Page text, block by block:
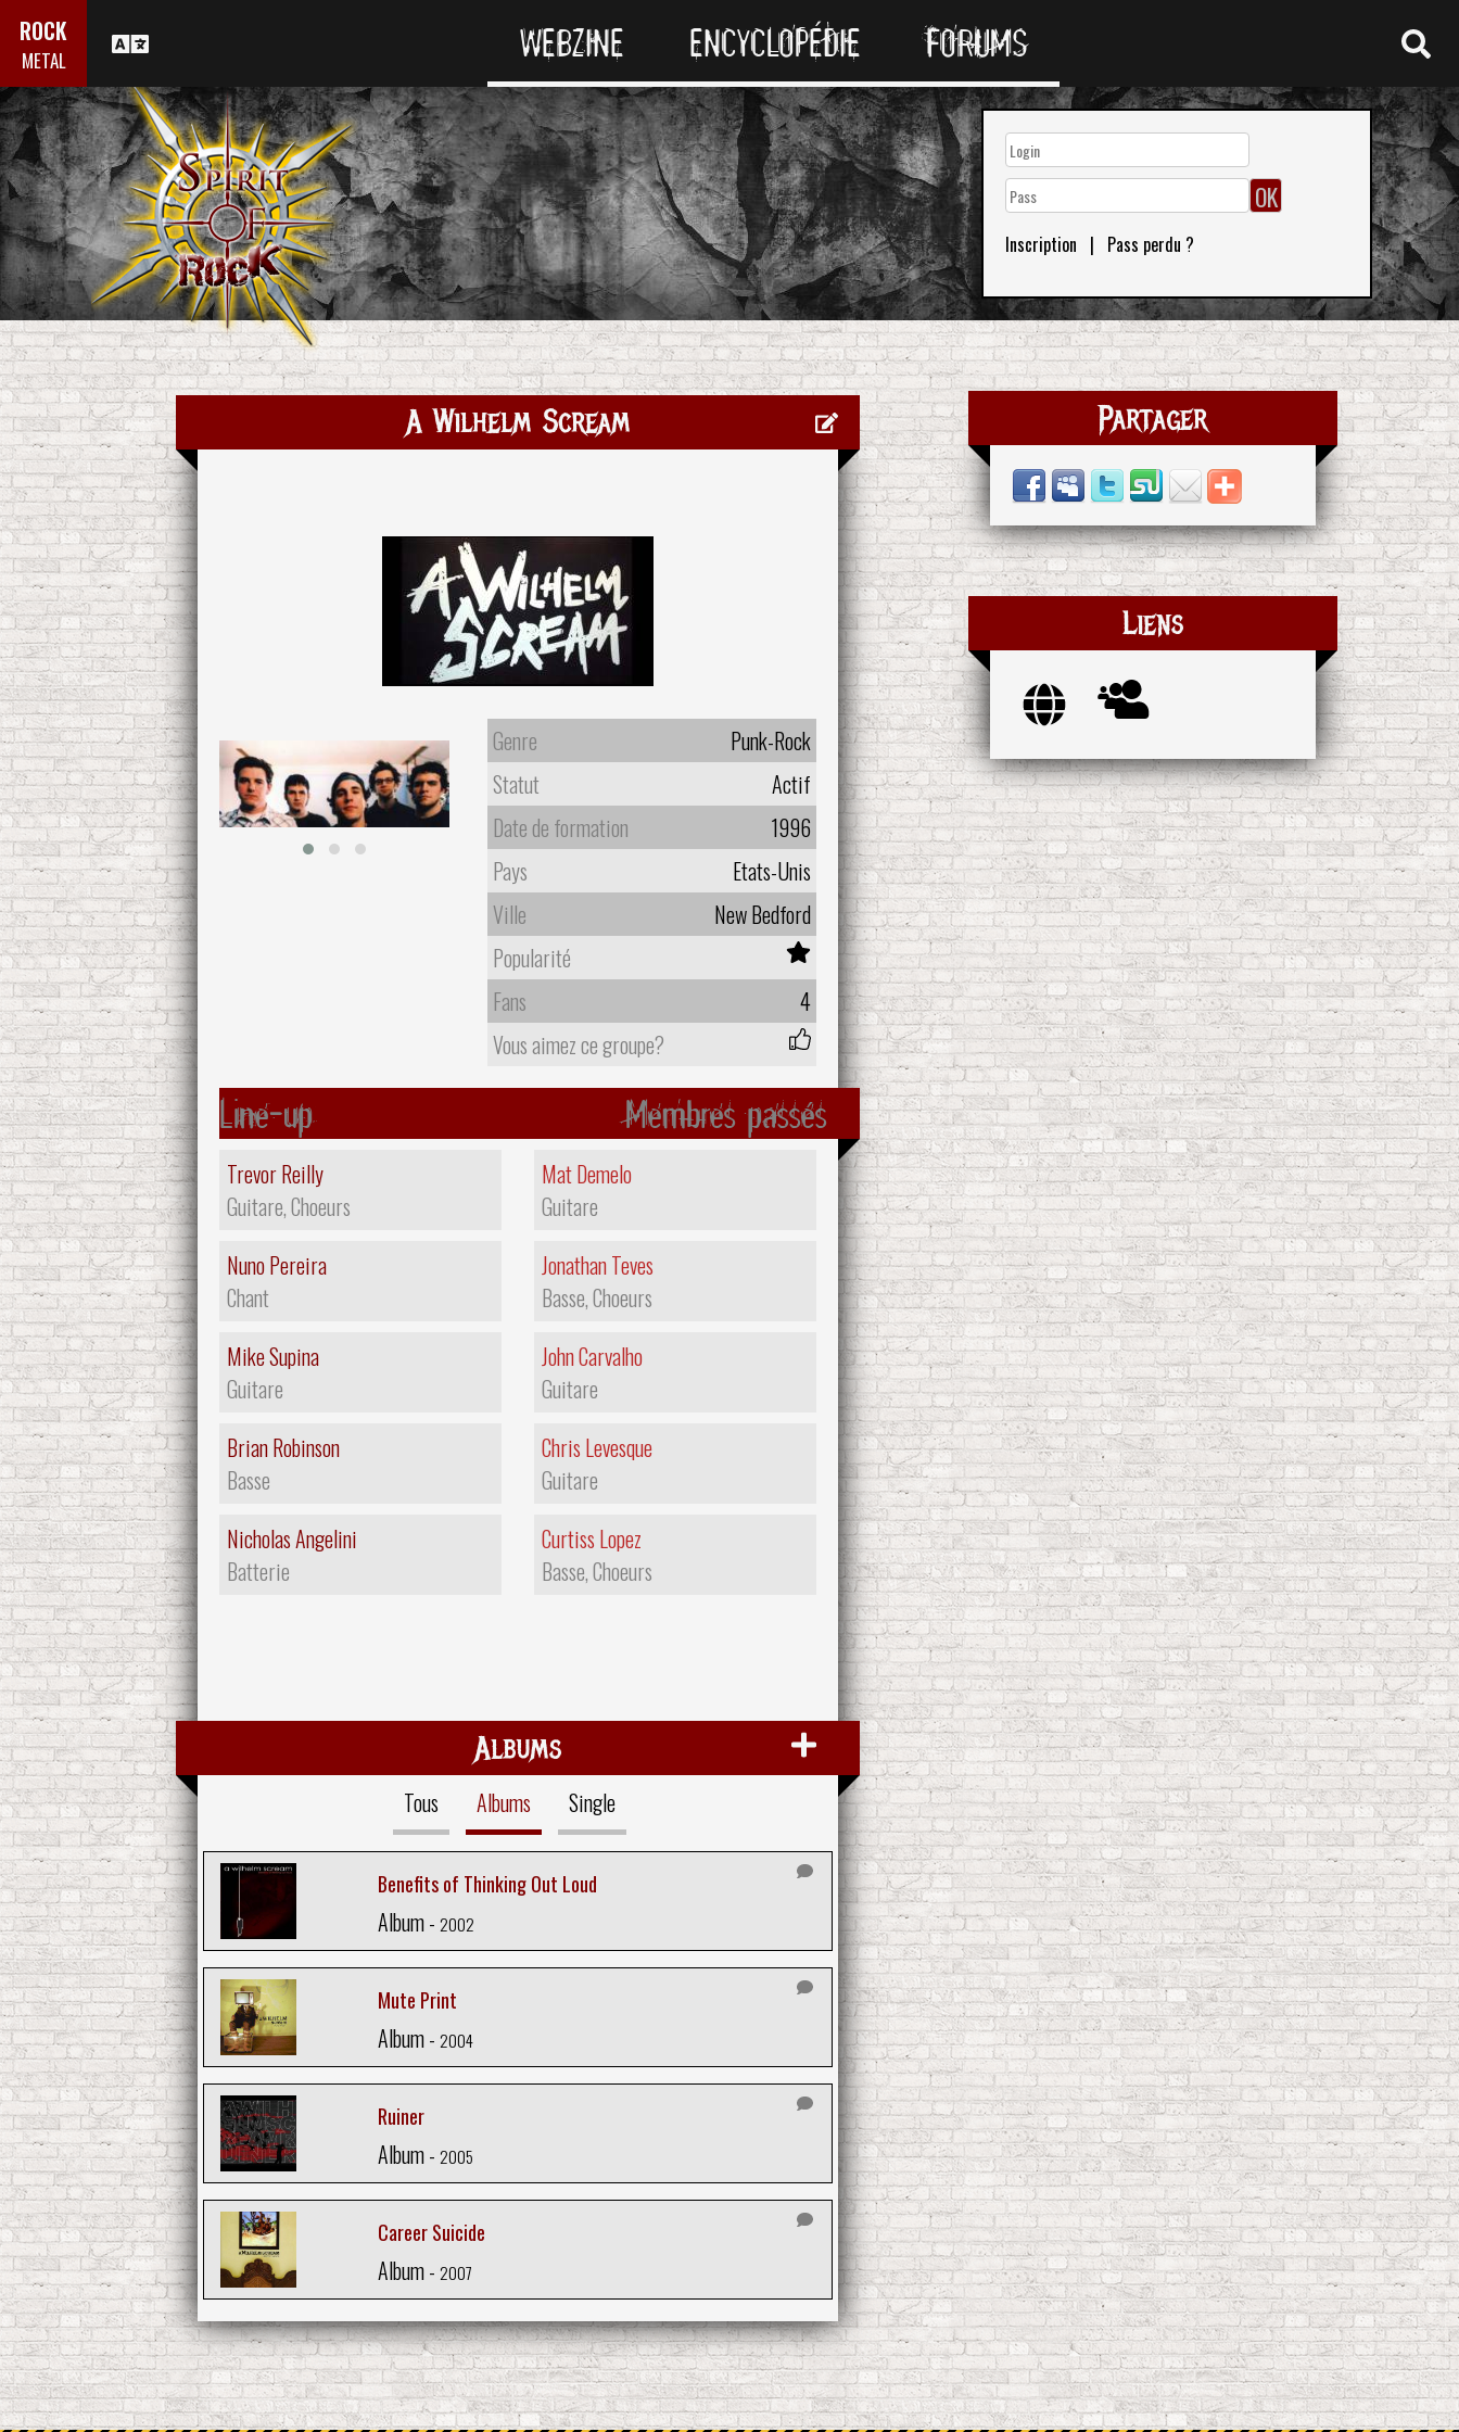
ROCK
METAL WEBZINE ENCYCLOPÉDIE FORUMS
Inscription | Pass perdu ?
A Wilhelm Scream
Genre
Punk-Rock
Statut
Actif
Date de formation
1996
Pays
Etats-Unis
Ville
New Bedford
Popularité
Fans
4
Vous aimez ce groupe?
Line-up
Trevor Reilly
Guitare, Choeurs
Nuno Pereira
Chant
Mike Supina
Guitare
Brian Robinson
Basse
Nicholas Angelini
Batterie
Membres passés
Mat Demelo
Guitare
Jonathan Teves
Basse, Choeurs
John Carvalho
Guitare
Chris Levesque
Guitare
Curtiss Lopez
Basse, Choeurs
Albums
Tous Albums Single
Benefits of Thinking Out Loud
Album - 2002
Mute Print
Album - 2004
Ruiner
Album - 2005
Career Suicide
Album - 2007
Partager
Liens